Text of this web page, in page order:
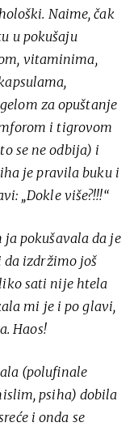
Naime, čak
u pokušaju
vitaminima,
za opuštanje
i tigrovom
se ne odbija) i
je pravila buku i
„Dokle više?!!!“
ja pokušavala da je
da izdržimo još
sati nije htela
mi je i po glavi,
Haos!
(polufinale
psiha) dobila
i onda se